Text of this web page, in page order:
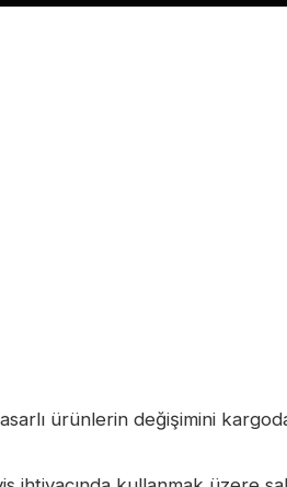
ürünlerin değişimini